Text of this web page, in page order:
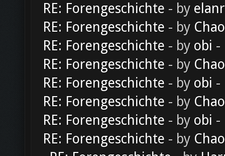
RE: Forengeschichte - by
RE: Forengeschichte - by
RE: Forengeschichte - by obi -
RE: Forengeschichte - by
RE: Forengeschichte - by obi -
RE: Forengeschichte - by
RE: Forengeschichte - by obi -
RE: Forengeschichte - by